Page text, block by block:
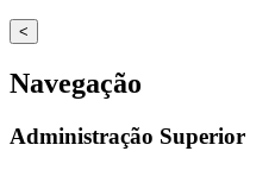
/".
This
shortcut
activates
screen
<
Navegação
Administração Superior